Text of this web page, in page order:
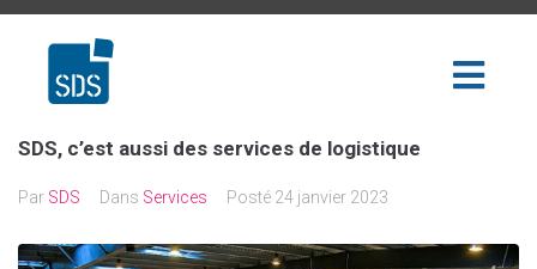
SDS, c’est aussi des services de logistique
Par SDS Dans Services Posté 24 janvier 2023